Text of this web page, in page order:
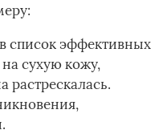
список эффективных
на сухую кожу,
растрескалась.